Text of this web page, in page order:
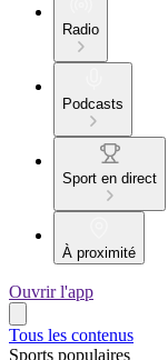
Radio
Podcasts
Sport en direct
À proximité
Ouvrir l'app
Tous les contenus
Sports populaires